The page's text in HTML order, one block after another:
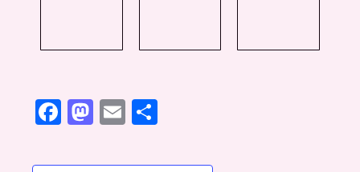
Facebook
Mastodon
Email